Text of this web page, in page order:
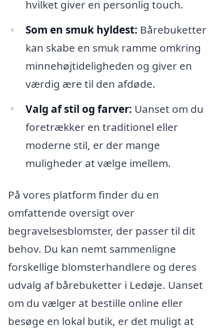
hvilket giver en personlig touch.
Som en smuk hyldest: Bårebuketter
kan skabe en smuk ramme omkring
minnehøjtideligheden og giver en
værdig ære til den afdøde.
Valg af stil og farver: Uanset om du
foretrækker en traditionel eller
moderne stil, er der mange
muligheder at vælge imellem.
På vores platform finder du en
omfattende oversigt over
begravelsesblomster, der passer til dit
behov. Du kan nemt sammenligne
forskellige blomsterhandlere og deres
udvalg af bårebuketter i Ledøje. Uanset
om du vælger at bestille online eller
besøge en lokal butik, er det muligt at